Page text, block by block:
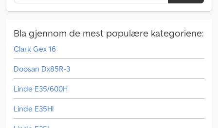
Bla gjennom de mest populære kategoriene:
Clark Gex 16
Doosan Dx85R-3
Linde E35/600H
Linde E35Hl